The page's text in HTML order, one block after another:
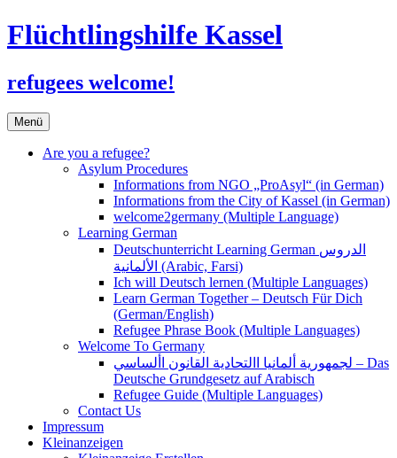
Flüchtlingshilfe Kassel
refugees welcome!
Menü Zum
Inhalt
springen
Are you a refugee?
Asylum Procedures
Informations from NGO „ProAsyl“ (in German)
Informations from the City of Kassel (in German)
welcome2germany (Multiple Language)
Learning German
Deutschunterricht Learning German الدروس
الألمانية (Arabic, Farsi)
Ich will Deutsch lernen (Multiple Languages)
Learn German Together – Deutsch Für Dich
(German/English)
Refugee Phrase Book (Multiple Languages)
Welcome To Germany
لجمهورية ألمانيا االتحادية القانون األساسي – Das
Deutsche Grundgesetz auf Arabisch
Refugee Guide (Multiple Languages)
Contact Us
Impressum
Kleinanzeigen